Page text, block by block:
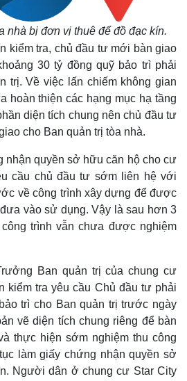
nhà bị đơn vị thuê để đồ đạc kín.
kiểm tra, chủ đầu tư mới bàn giao
30 tỷ đồng quỹ bảo trì phải
trị. Về việc lấn chiếm không gian
hoàn thiện các hạng mục hạ tầng
diện tích chung nên chủ đầu tư
cho Ban quản trị tòa nhà.
nhận quyền sở hữu căn hộ cho cư
cầu chủ đầu tư sớm liên hệ với
về công trình xây dựng để được
vào sử dụng. Vậy là sau hơn 3
trình vẫn chưa được nghiệm
Ban quản trị của chung cư
kiểm tra yêu cầu Chủ đầu tư phải
trì cho Ban quản trị trước ngày
vẽ diện tích chung riêng để bàn
thực hiện sớm nghiệm thu công
làm giấy chứng nhận quyền sở
Người dân ở chung cư Star City